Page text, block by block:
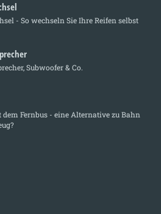
- So wechseln Sie Ihre Reifen selbst
Subwoofer & Co.
dem Fernbus - eine Alternative zu Bahn